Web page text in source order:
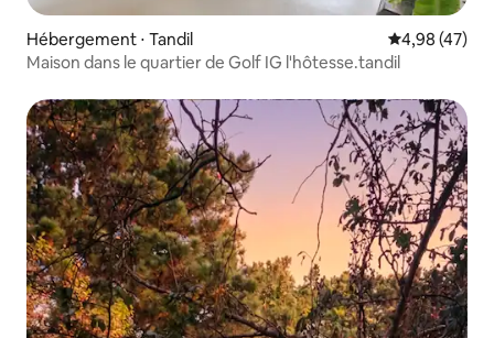
Hébergement ⋅ Tandil Évaluation
4,98 (47)
Maison dans le quartier de Golf IG l'hôtesse.tandil